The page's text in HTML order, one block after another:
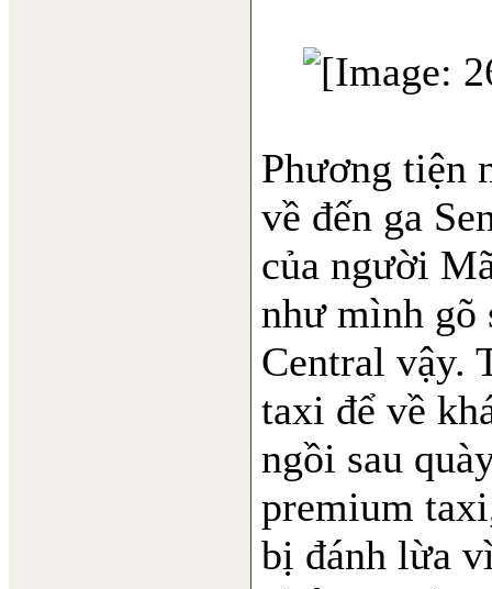
Phương tiện
về đến ga
của người
như mình gõ
Central vậy.
taxi để về
ngồi sau
premium
bị đánh lừa